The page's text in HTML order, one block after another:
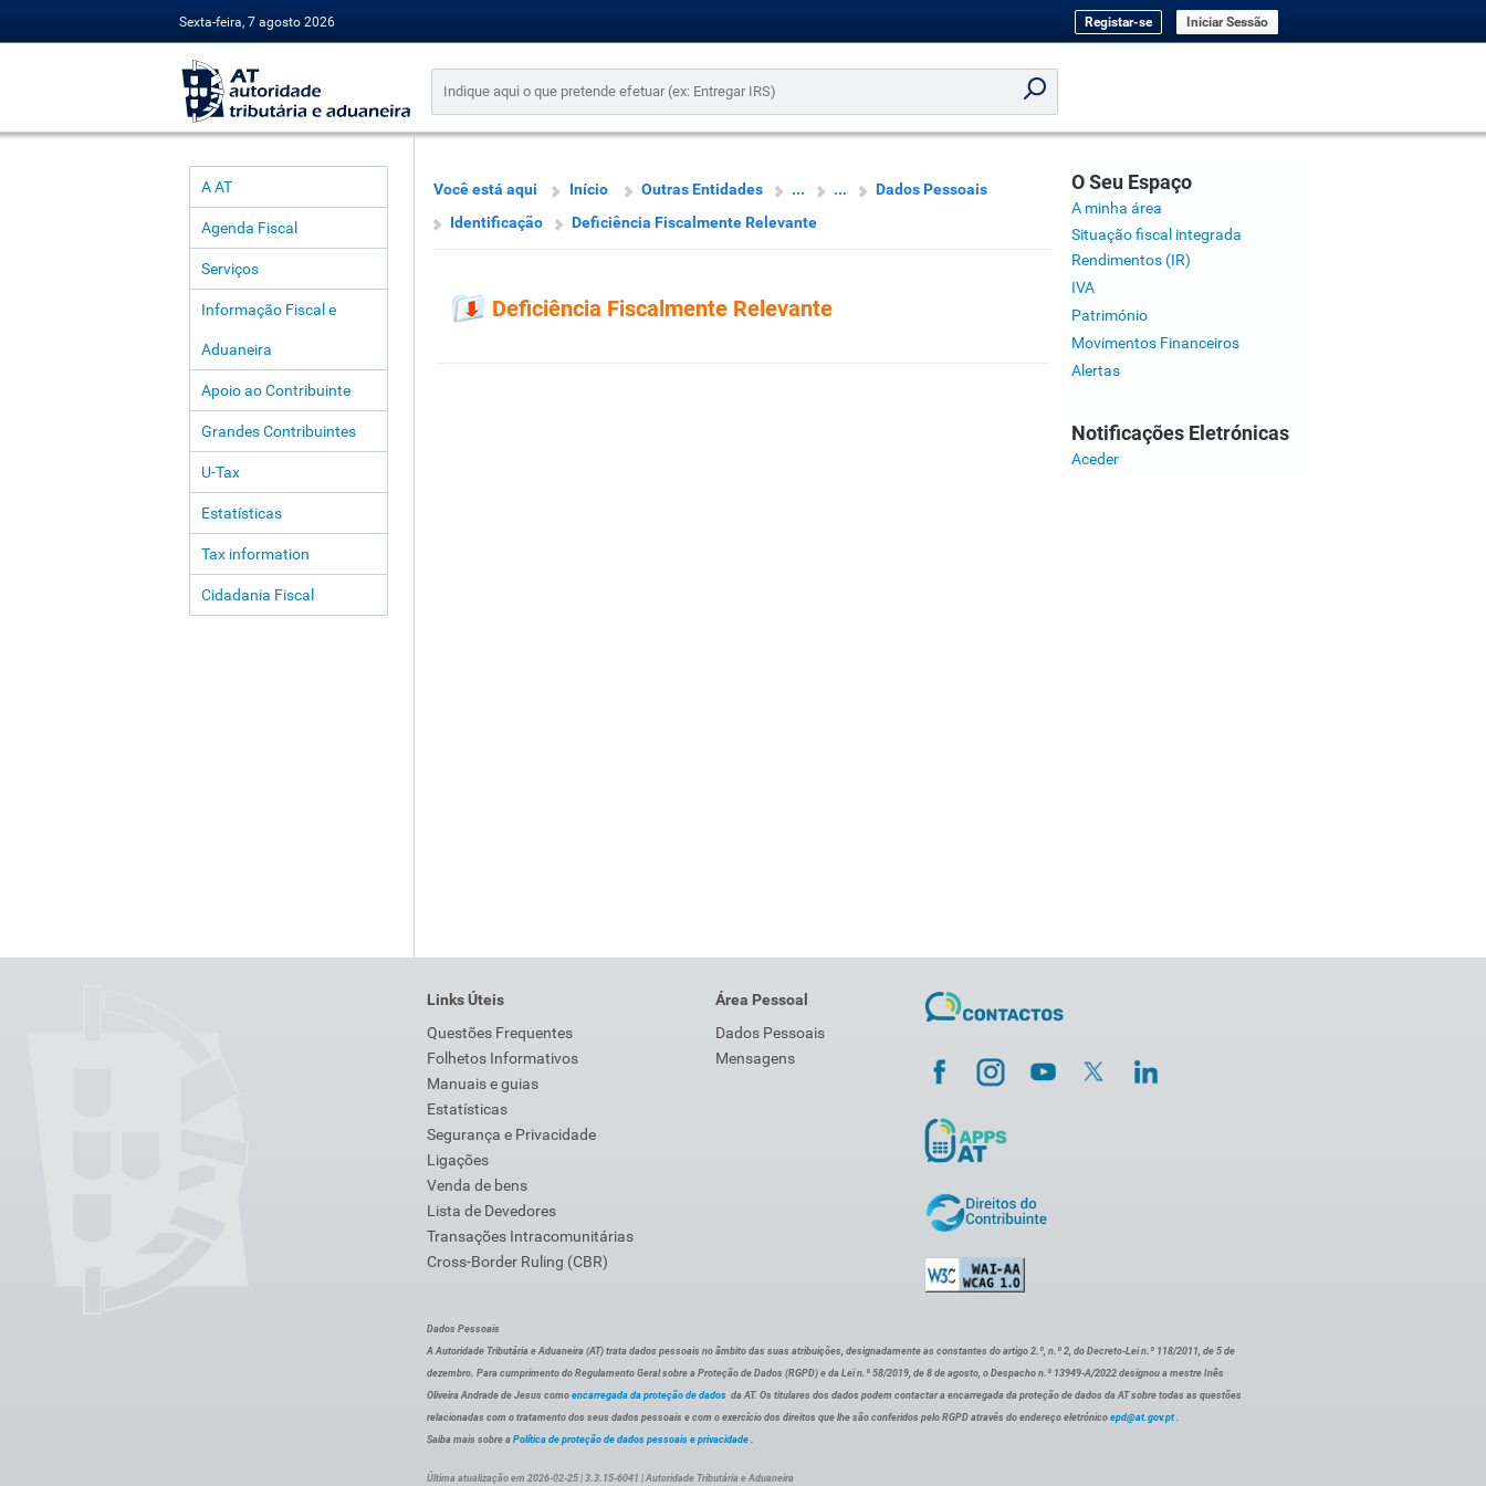
Sexta-feira, 7 agosto 2026 Registar-se Iniciar Sessão
A AT
Agenda Fiscal
Serviços
Informação Fiscal e
Aduaneira
Apoio ao Contribuinte
Grandes Contribuintes
U-Tax
Estatísticas
Tax information
Cidadania Fiscal
Você está aqui Início Outras Entidades ... ...
Dados Pessoais
Identificação
Deficiência Fiscalmente Relevante
Deficiência Fiscalmente Relevante
O Seu Espaço
A minha área
Situação fiscal integrada
Rendimentos (IR)
IVA
Património
Movimentos Financeiros
Alertas
Notificações Eletrónicas
Aceder
Links Úteis
Questões Frequentes
Folhetos Informativos
Manuais e guias
Estatísticas
Segurança e Privacidade
Ligações
Venda de bens
Lista de Devedores
Transações Intracomunitárias
Cross-Border Ruling (CBR)
Área Pessoal
Dados Pessoais
Mensagens
Dados Pessoais
A Autoridade Tributária e Aduaneira (AT) trata dados pessoais no âmbito das suas atribuições, designadamente as constantes do artigo 2.º, n.º 2, do Decreto-Lei n.º 118/2011, de 5 de
dezembro. Para cumprimento do Regulamento Geral sobre a Proteção de Dados (RGPD) e da Lei n.º 58/2019, de 8 de agosto, o Despacho n.º 13949-A/2022 designou a mestre Inês
Oliveira Andrade de Jesus como encarregada da proteção de dados da AT. Os titulares dos dados podem contactar a encarregada da proteção de dados da AT sobre todas as questões
relacionadas com o tratamento dos seus dados pessoais e com o exercício dos direitos que lhe são conferidos pelo RGPD através do endereço eletrónico epd@at.gov.pt .
Saiba mais sobre a Política de proteção de dados pessoais e privacidade .
Última atualização em 2026-02-25 | 3.3.15-6041 | Autoridade Tributária e Aduaneira